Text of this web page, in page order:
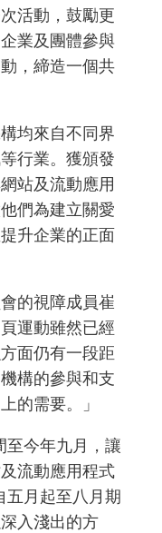
活動，鼓勵更
業及團體參與
，締造一個共
均來自不同界
行業。獲頒發
站及流動應用
們為建立關愛
升企業的正面
的視障成員崔
運動雖然已經
面仍有一段距
構的參與和支
的需要。」
至今年九月，讓
流動應用程式
五月起至八月期
入淺出的方